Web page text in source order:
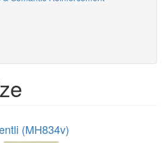
(MH834v)